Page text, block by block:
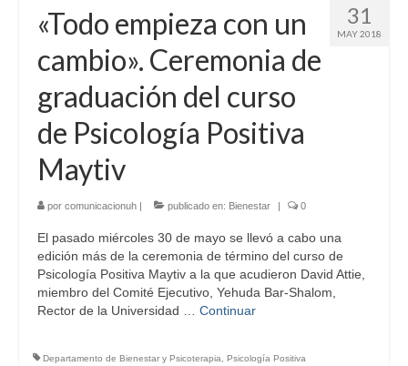
31
MAY 2018
«Todo empieza con un
cambio». Ceremonia de
graduación del curso
de Psicología Positiva
Maytiv
por comunicacionuh | publicado en: Bienestar | 0
El pasado miércoles 30 de mayo se llevó a cabo una
edición más de la ceremonia de término del curso de
Psicología Positiva Maytiv a la que acudieron David Attie,
miembro del Comité Ejecutivo, Yehuda Bar-Shalom,
Rector de la Universidad … Continuar
Departamento de Bienestar y Psicoterapia Psicología Positiva